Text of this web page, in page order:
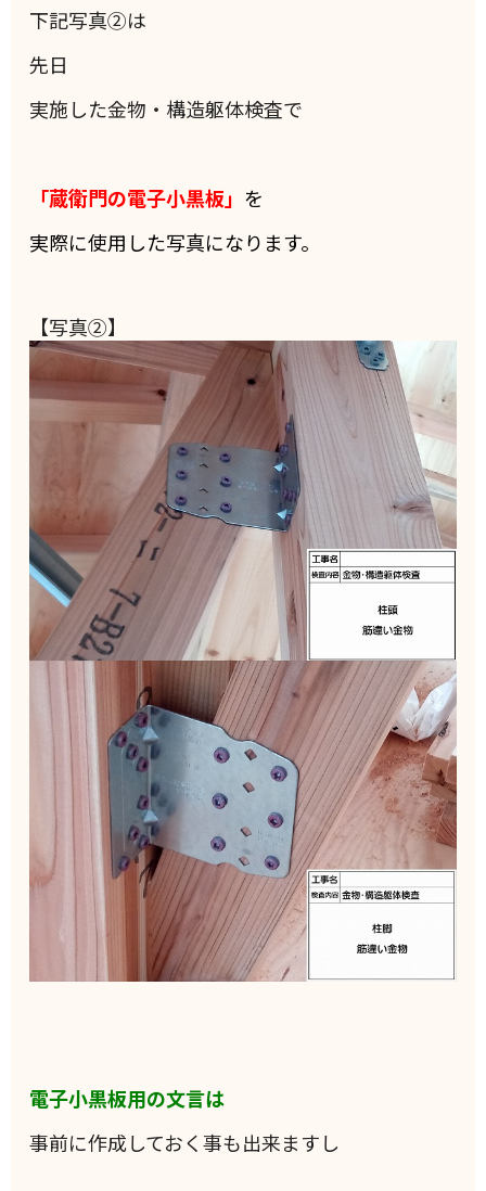
下記写真②は
先日
実施した金物・構造躯体検査で
「蔵衛門の電子小黒板」 を
実際に使用した写真になります。
【写真②】
電子小黒板用の文言は
事前に作成しておく事も出来ますし